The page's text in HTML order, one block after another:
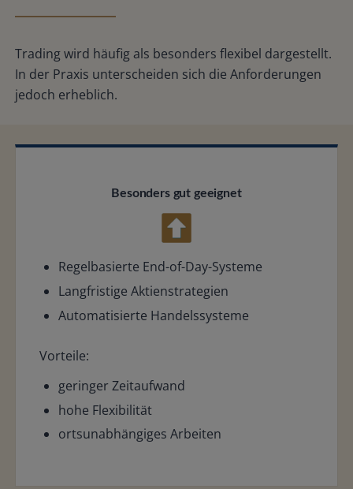
Trading wird häufig als besonders flexibel dargestellt.
In der Praxis unterscheiden sich die Anforderungen
jedoch erheblich.
Besonders gut geeignet
Regelbasierte End-of-Day-Systeme
Langfristige Aktienstrategien
Automatisierte Handelssysteme
Vorteile:
geringer Zeitaufwand
hohe Flexibilität
ortsunabhängiges Arbeiten